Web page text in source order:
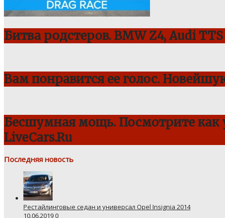
Битва родстеров. BMW Z4, Audi
Вам понравится ее голос.
Бесшумная мощь. Посмотрите как
LiveCars.Ru
Последняя новость
Рестайлинговые седан и универсал Opel Insignia 2014
10.06.20190